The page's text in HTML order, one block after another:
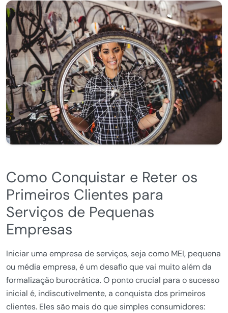
Como Conquistar e Reter os
Primeiros Clientes para
Serviços de Pequenas
Empresas
Iniciar uma empresa de serviços, seja como MEI, pequena
ou média empresa, é um desafio que vai muito além da
formalização burocrática. O ponto crucial para o sucesso
inicial é, indiscutivelmente, a conquista dos primeiros
clientes. Eles são mais do que simples consumidores: